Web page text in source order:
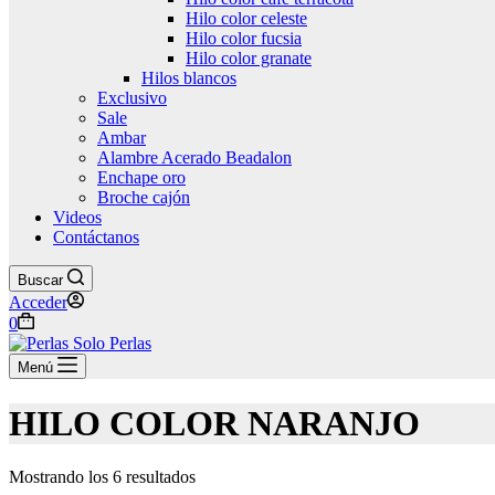
Hilo color celeste
Hilo color fucsia
Hilo color granate
Hilos blancos
Exclusivo
Sale
Ambar
Alambre Acerado Beadalon
Enchape oro
Broche cajón
Videos
Contáctanos
Buscar
Acceder
Carro
de
compra
0
Menú
HILO COLOR NARANJO
Mostrando los 6 resultados